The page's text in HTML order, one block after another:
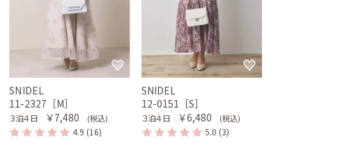
SNIDEL
11-2327［M］
３泊４日 ￥7,480 (税込)
4.9 (16)
SNIDEL
12-0151［S］
３泊４日 ￥6,480 (税込)
5.0 (3)